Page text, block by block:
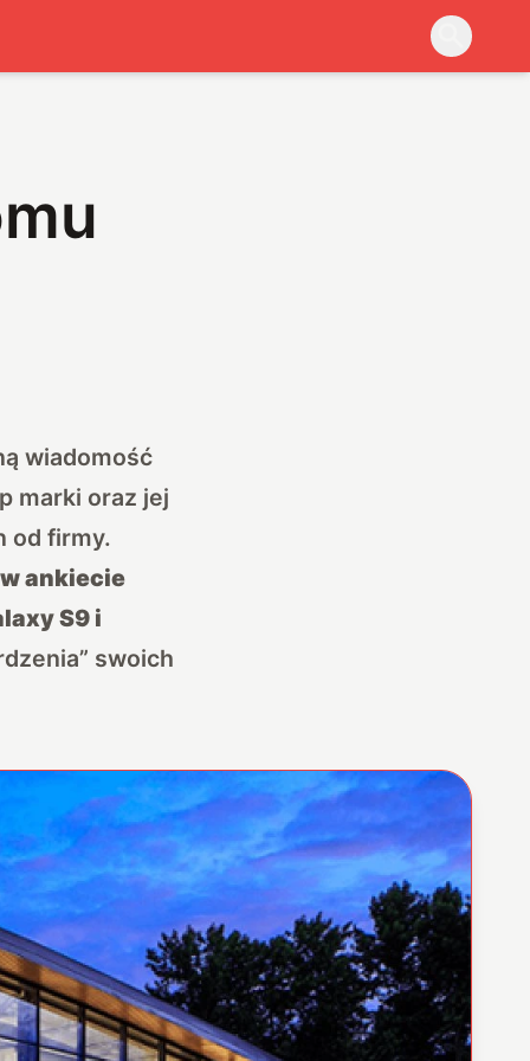
wiadomość
marki oraz jej
od firmy.
ankiecie
S9 i
swoich